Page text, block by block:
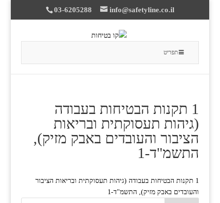
03-6205288 info@safetyline.co.il
תפריט
1 תקנות הבטיחות בעבודה
(גיהות תעסוקתית ובריאות
הציבור והעובדים באבק מזיק),
התשמ"ד-1
1 תקנות הבטיחות בעבודה (גיהות תעסוקתית ובריאות הציבור
והעובדים באבק מזיק), התשמ"ד-1